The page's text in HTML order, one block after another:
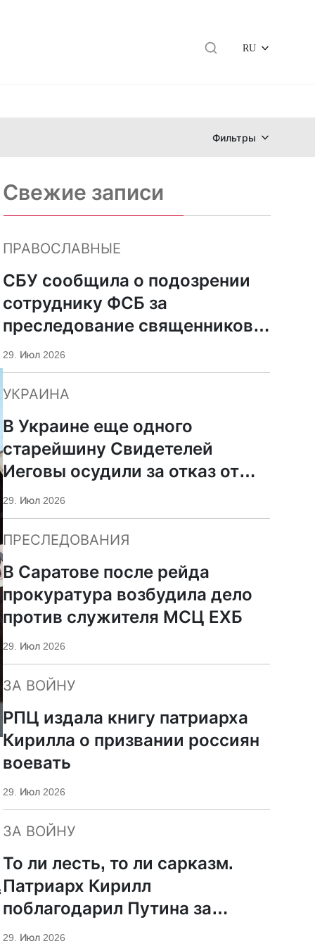
RU
Фильтры
Свежие записи
ПРАВОСЛАВНЫЕ
СБУ сообщила о подозрении
сотруднику ФСБ за
преследование священников
ПЦУ
29. Июл 2026
УКРАИНА
В Украине еще одного
старейшину Свидетелей
Иеговы осудили за отказ от
мобилизации
29. Июл 2026
ПРЕСЛЕДОВАНИЯ
В Саратове после рейда
прокуратура возбудила дело
против служителя МСЦ ЕХБ
29. Июл 2026
ЗА ВОЙНУ
РПЦ издала книгу патриарха
Кирилла о призвании россиян
воевать
29. Июл 2026
ЗА ВОЙНУ
То ли лесть, то ли сарказм.
Патриарх Кирилл
поблагодарил Путина за
защиту суверенитета и
29. Июл 2026